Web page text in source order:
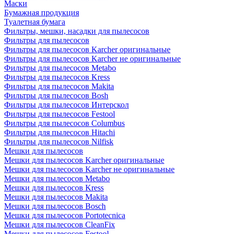
Маски
Бумажная продукция
Туалетная бумага
Фильтры, мешки, насадки для пылесосов
Фильтры для пылесосов
Фильтры для пылесосов Karcher оригинальные
Фильтры для пылесосов Karcher не оригинальные
Фильтры для пылесосов Metabo
Фильтры для пылесосов Kress
Фильтры для пылесосов Makita
Фильтры для пылесосов Bosh
Фильтры для пылесосов Интерскол
Фильтры для пылесосов Festool
Фильтры для пылесосов Columbus
Фильтры для пылесосов Hitachi
Фильтры для пылесосов Nilfisk
Мешки для пылесосов
Мешки для пылесосов Karcher оригинальные
Мешки для пылесосов Karcher не оригинальные
Мешки для пылесосов Metabo
Мешки для пылесосов Kress
Мешки для пылесосов Makita
Мешки для пылесосов Bosch
Мешки для пылесосов Portotecnica
Мешки для пылесосов CleanFix